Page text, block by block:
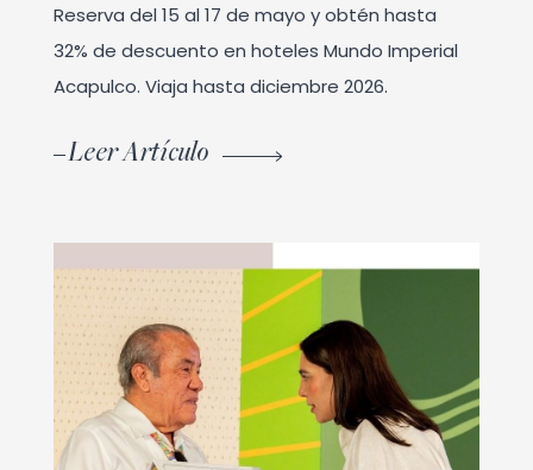
Reserva del 15 al 17 de mayo y obtén hasta
32% de descuento en hoteles Mundo Imperial
Acapulco. Viaja hasta diciembre 2026.
Leer Artículo